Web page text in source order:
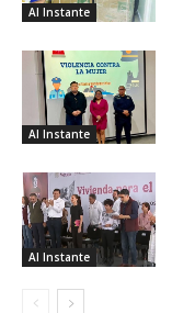
Al Instante
Al Instante
Al Instante